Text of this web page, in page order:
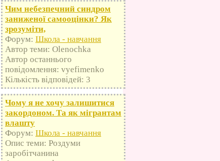
Чим небезпечний синдром
заниженої самооцінки? Як
зрозуміти,
Форум: Школа - навчання
Автор теми: Olenochka
Автор останнього
повідомлення: vyefimenko
Кількість відповідей: 3
Чому я не хочу залишитися
закордоном. Та як мігрантам
влашту
Форум: Школа - навчання
Опис теми: Роздуми
заробітчанина